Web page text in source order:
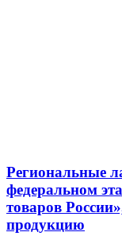
Региональные
федеральном
товаров
продукцию